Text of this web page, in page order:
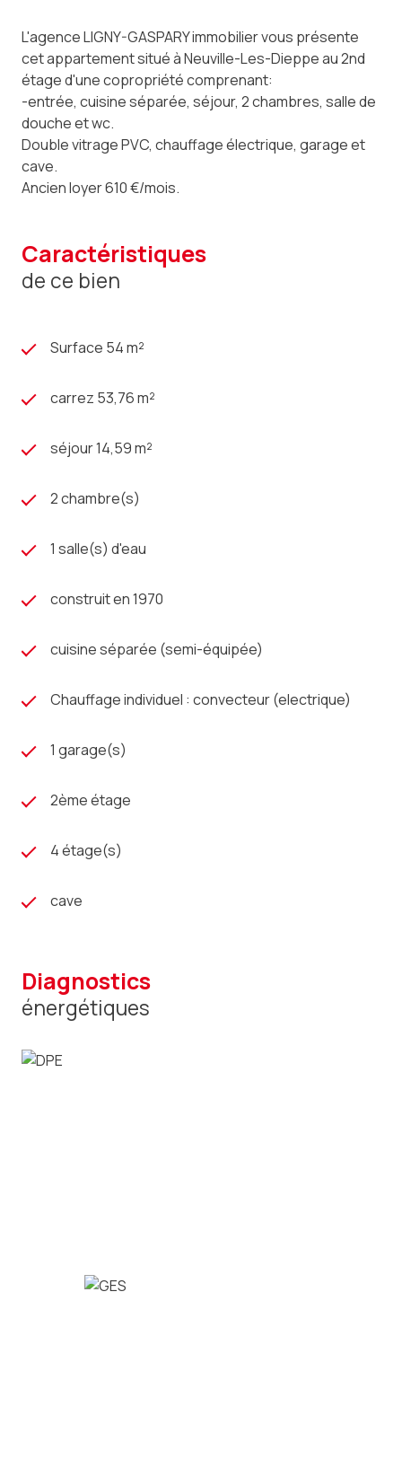
L'agence LIGNY-GASPARY immobilier vous présente
cet appartement situé à Neuville-Les-Dieppe au 2nd
étage d'une copropriété comprenant:
-entrée, cuisine séparée, séjour, 2 chambres, salle de
douche et wc.
Double vitrage PVC, chauffage électrique, garage et
cave.
Ancien loyer 610 €/mois.
caractéristiques
de ce bien
Surface 54 m²
carrez 53,76 m²
séjour 14,59 m²
2 chambre(s)
1 salle(s) d'eau
construit en 1970
cuisine séparée (semi-équipée)
Chauffage individuel : convecteur (electrique)
1 garage(s)
2ème étage
4 étage(s)
cave
diagnostics
énergétiques